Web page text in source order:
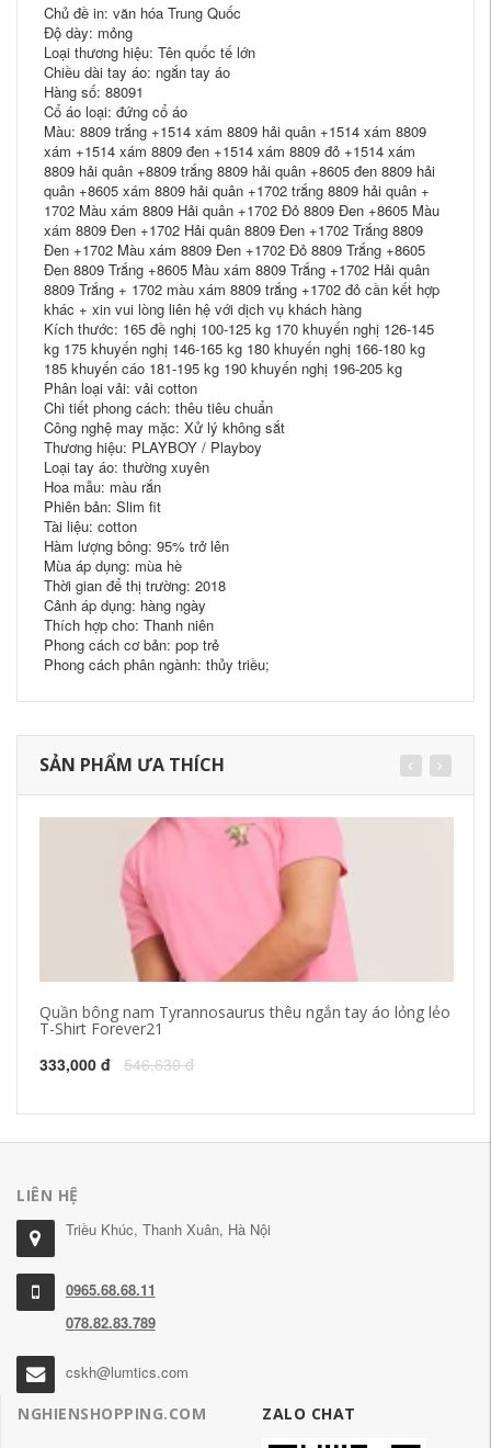
Chủ đề in: văn hóa Trung Quốc
Độ dày: mỏng
Loại thương hiệu: Tên quốc tế lớn
Chiều dài tay áo: ngắn tay áo
Hàng số: 88091
Cổ áo loại: đứng cổ áo
Màu: 8809 trắng +1514 xám 8809 hải quân +1514 xám 8809
xám +1514 xám 8809 đen +1514 xám 8809 đỏ +1514 xám
8809 hải quân +8809 trắng 8809 hải quân +8605 đen 8809 hải
quân +8605 xám 8809 hải quân +1702 trắng 8809 hải quân +
1702 Màu xám 8809 Hải quân +1702 Đỏ 8809 Đen +8605 Màu
xám 8809 Đen +1702 Hải quân 8809 Đen +1702 Trắng 8809
Đen +1702 Màu xám 8809 Đen +1702 Đỏ 8809 Trắng +8605
Đen 8809 Trắng +8605 Màu xám 8809 Trắng +1702 Hải quân
8809 Trắng + 1702 màu xám 8809 trắng +1702 đỏ cần kết hợp
khác + xin vui lòng liên hệ với dịch vụ khách hàng
Kích thước: 165 đề nghị 100-125 kg 170 khuyến nghị 126-145
kg 175 khuyến nghị 146-165 kg 180 khuyến nghị 166-180 kg
185 khuyến cáo 181-195 kg 190 khuyến nghị 196-205 kg
Phân loại vải: vải cotton
Chi tiết phong cách: thêu tiêu chuẩn
Công nghệ may mặc: Xử lý không sắt
Thương hiệu: PLAYBOY / Playboy
Loại tay áo: thường xuyên
Hoa mẫu: màu rắn
Phiên bản: Slim fit
Tài liệu: cotton
Hàm lượng bông: 95% trở lên
Mùa áp dụng: mùa hè
Thời gian để thị trường: 2018
Cảnh áp dụng: hàng ngày
Thích hợp cho: Thanh niên
Phong cách cơ bản: pop trẻ
Phong cách phân ngành: thủy triều;
SẢN PHẨM ƯA THÍCH
Quần bông nam Tyrannosaurus thêu ngắn tay áo lỏng lẻo
T-Shirt Forever21
333,000 đ 546,630 đ
LIÊN HỆ
Triều Khúc, Thanh Xuân, Hà Nội
0965.68.68.11
078.82.83.789
cskh@lumtics.com
NGHIENSHOPPING.COM
ZALO CHAT